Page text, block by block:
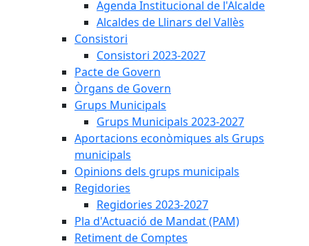
Agenda Institucional de l'Alcalde
Alcaldes de Llinars del Vallès
Consistori
Consistori 2023-2027
Pacte de Govern
Òrgans de Govern
Grups Municipals
Grups Municipals 2023-2027
Aportacions econòmiques als Grups
municipals
Opinions dels grups municipals
Regidories
Regidories 2023-2027
Pla d'Actuació de Mandat (PAM)
Retiment de Comptes